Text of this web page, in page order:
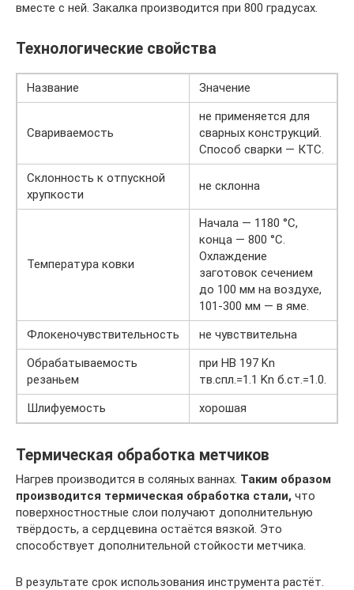
вместе с ней. Закалка производится при 800 градусах.
Технологические свойства
Название Значение
Свариваемость
не применяется для
сварных конструкций.
Способ сварки — КТС.
Склонность к отпускной
хрупкости
не склонна
Температура ковки
Начала — 1180 °C,
конца — 800 °C.
Охлаждение
заготовок сечением
до 100 мм на воздухе,
101-300 мм — в яме.
Флокеночувствительность
не чувствительна
Обрабатываемость
резаньем
при НВ 197 Kn
тв.спл.=1.1 Kn б.ст.=1.0.
Шлифуемость
хорошая
Термическая обработка метчиков
Нагрев производится в соляных ваннах. Таким образом
производится термическая обработка стали, что
поверхностностные слои получают дополнительную
твёрдость, а сердцевина остаётся вязкой. Это
способствует дополнительной стойкости метчика.
В результате срок использования инструмента растёт.